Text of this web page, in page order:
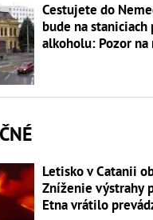
Cestujete do
bude na
alkoholu: Pozor
Letisko v Catanii
Zníženie výstrahy
Etna vrátilo